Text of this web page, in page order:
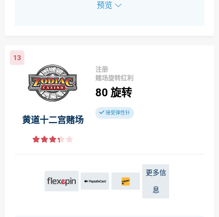
预览
13
黄道十二宫赌场
注册
赌场旋转红利
80 旋转
接受弹性针
更多信
息